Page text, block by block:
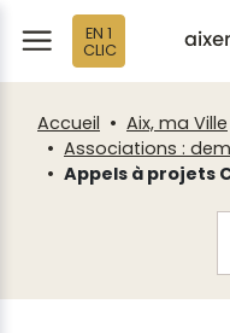
EN 1
CLIC
Accueil Aix, ma Ville
Associations :
Appels à projets
Fenêtre
de
chat
Panneau de gestion des